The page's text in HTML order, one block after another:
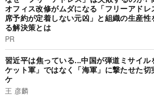
オフィス改修がムダになる「フリーアドレ
席予約が定着しない元凶」と組織の生産性
る解決策とは
PR
習近平は焦っている...中国が弾道ミサイル
ケット軍」ではなく「海軍」に撃たせた切
ケ
王 彦麟